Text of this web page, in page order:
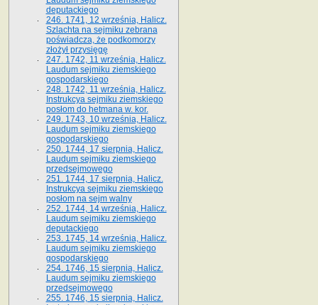
deputackiego
246. 1741, 12 września, Halicz.
Szlachta na sejmiku zebrana
poświadcza, że podkomorzy
złożył przysięgę
247. 1742, 11 września, Halicz.
Laudum sejmiku ziemskiego
gospodarskiego
248. 1742, 11 września, Halicz.
Instrukcya sejmiku ziemskiego
posłom do hetmana w. kor.
249. 1743, 10 września, Halicz.
Laudum sejmiku ziemskiego
gospodarskiego
250. 1744, 17 sierpnia, Halicz.
Laudum sejmiku ziemskiego
przedsejmowego
251. 1744, 17 sierpnia, Halicz.
Instrukcya sejmiku ziemskiego
posłom na sejm walny
252. 1744, 14 września, Halicz.
Laudum sejmiku ziemskiego
deputackiego
253. 1745, 14 września, Halicz.
Laudum sejmiku ziemskiego
gospodarskiego
254. 1746, 15 sierpnia, Halicz.
Laudum sejmiku ziemskiego
przedsejmowego
255. 1746, 15 sierpnia, Halicz.